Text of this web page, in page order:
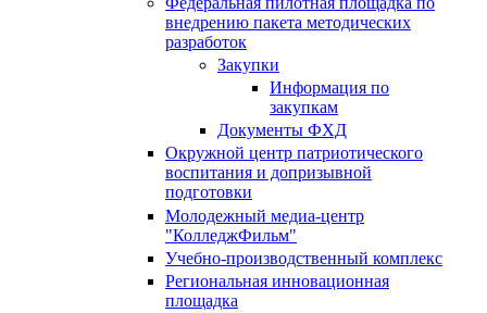
внедрению пакета методических
разработок
Закупки
Информация по
закупкам
Документы ФХД
Окружной центр патриотического
воспитания и допризывной
подготовки
Молодежный медиа-центр
"КолледжФильм"
Учебно-производственный комплекс
Региональная инновационная
площадка